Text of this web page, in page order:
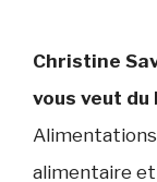
Christine
vous veut du
alimentaire